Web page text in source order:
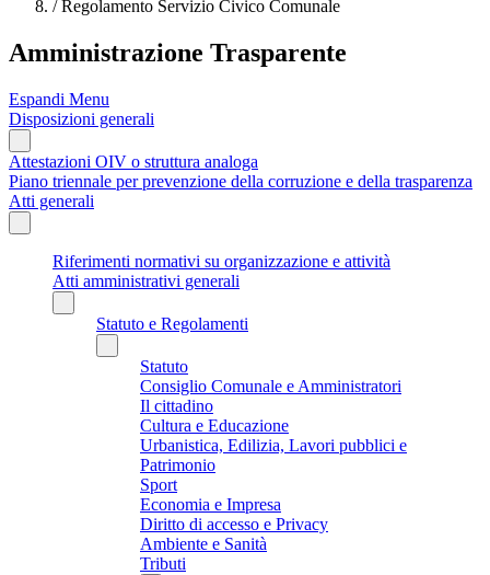
/Regolamento Servizio Civico Comunale
Amministrazione Trasparente
Espandi Menu
Disposizioni generali
Attestazioni OIV o struttura analoga
Piano triennale per prevenzione della corruzione e della trasparenza
Atti generali
Riferimenti normativi su organizzazione e attività
Atti amministrativi generali
Statuto e Regolamenti
Statuto
Consiglio Comunale e Amministratori
Il cittadino
Cultura e Educazione
Urbanistica, Edilizia, Lavori pubblici e
Patrimonio
Sport
Economia e Impresa
Diritto di accesso e Privacy
Ambiente e Sanità
Tributi